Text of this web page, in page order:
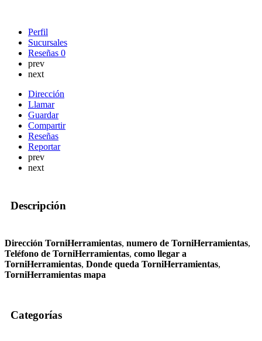
Perfil
Sucursales
Reseñas 0
prev
next
Dirección
Llamar
Guardar
Compartir
Reseñas
Reportar
prev
next
Descripción
Dirección TorniHerramientas, numero de TorniHerramientas,
Teléfono de TorniHerramientas, como llegar a
TorniHerramientas, Donde queda TorniHerramientas,
TorniHerramientas mapa
Categorías